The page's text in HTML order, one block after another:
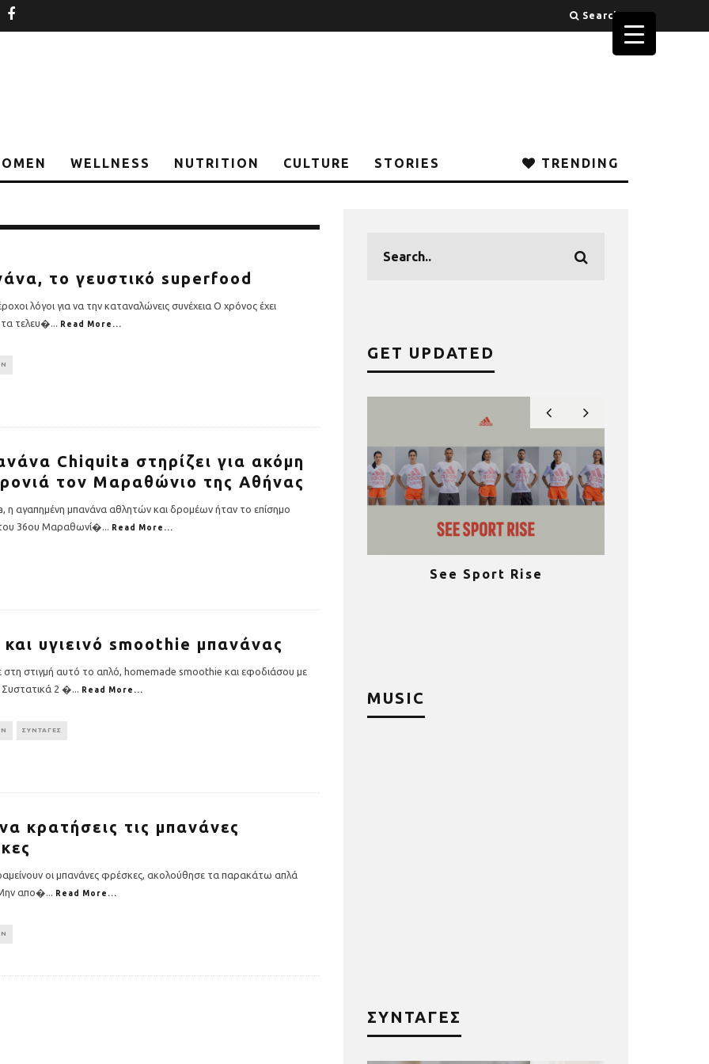
Search
WELLNESS NUTRITION CULTURE STORIES TRENDING
το γευστικό superfood
λόγοι για να την καταναλώνεις συνέχεια Ο χρόνος έχει
τα τελευ�... Read More...
Chiquita στηρίζει για ακόμη
τον Μαραθώνιο της Αθήνας
η αγαπημένη μπανάνα αθλητών και δρομέων ήταν το επίσημο
36ου Μαραθωνί�... Read More...
υγιεινό smoothie μπανάνας
στη στιγμή αυτό το απλό, homemade smoothie και εφοδιάσου με
Συστατικά 2 �... Read More...
ΣΥΝΤΑΓΕΣ
κρατήσεις τις μπανάνες
οι μπανάνες φρέσκες, ακολούθησε τα παρακάτω απλά
απο�... Read More...
GET UPDATED
σε όργανα
το σπίτι (+τι
χρονιά στον 13o
Ημιμαραθώνιο της Αθήνας
See Sport Rise
MUSIC
ΣΥΝΤΑΓΕΣ